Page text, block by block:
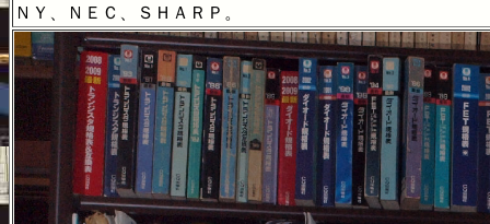
ＮＹ、ＮＥＣ、ＳＨＡＲＰ。